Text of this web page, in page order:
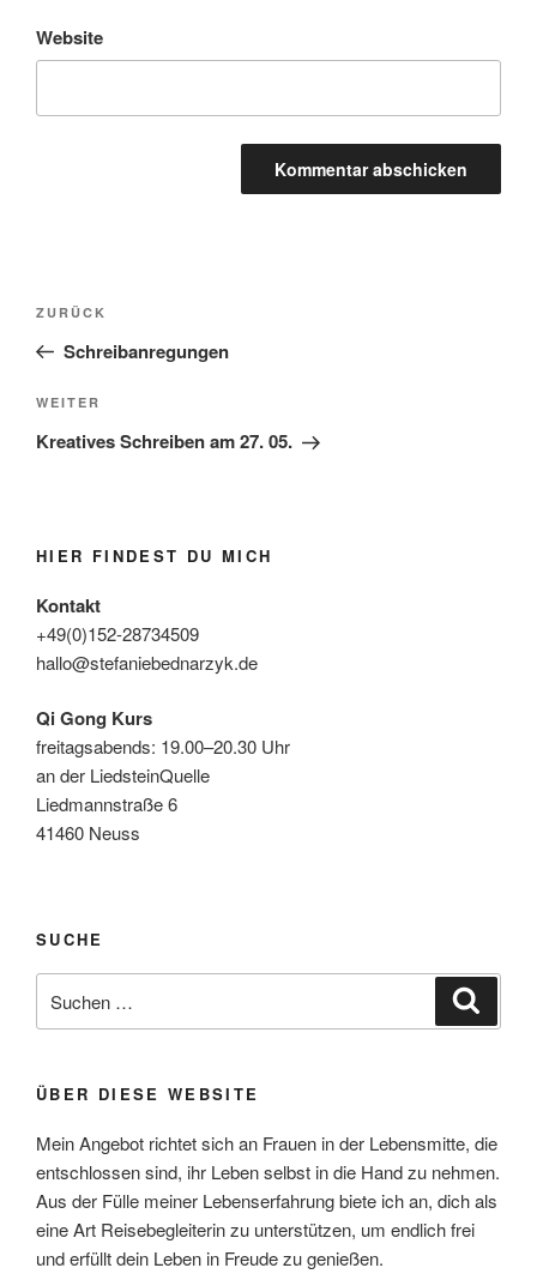
Website
Beitragsnavigation
Vorheriger
Beitrag
ZURÜCK
Schreibanregungen
Nächster
Beitrag
WEITER
Kreatives Schreiben am 27. 05.
HIER FINDEST DU MICH
Kontakt
+49(0)152-28734509
hallo@stefaniebednarzyk.de
Qi Gong Kurs
freitagsabends: 19.00–20.30 Uhr
an der LiedsteinQuelle
Liedmannstraße 6
41460 Neuss
SUCHE
nach:
ÜBER DIESE WEBSITE
Mein Angebot richtet sich an Frauen in der Lebensmitte, die
entschlossen sind, ihr Leben selbst in die Hand zu nehmen.
Aus der Fülle meiner Lebenserfahrung biete ich an, dich als
eine Art Reisebegleiterin zu unterstützen, um endlich frei
und erfüllt dein Leben in Freude zu genießen.